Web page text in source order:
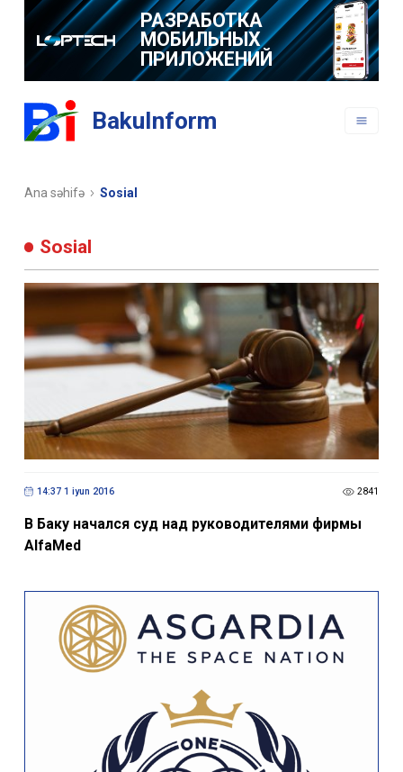
РАЗРАБОТКА
МОБИЛЬНЫХ
ПРИЛОЖЕНИЙ
BakuInform
Ana səhifə Sosial
Sosial
14:37 1 iyun 2016 2841
В Баку начался суд над руководителями фирмы
AlfaMed